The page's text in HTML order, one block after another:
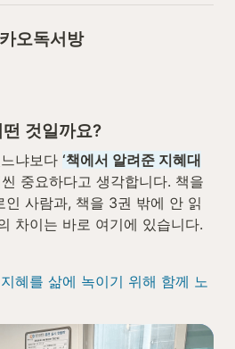
오독서방
떤 것일까요?
냐보다 ‘책에서 알려준 지혜대
중요하다고 생각합니다. 책을
인 사람과, 책을 3권 밖에 안 읽
차이는 바로 여기에 있습니다.
혜를 삶에 녹이기 위해 함께 노